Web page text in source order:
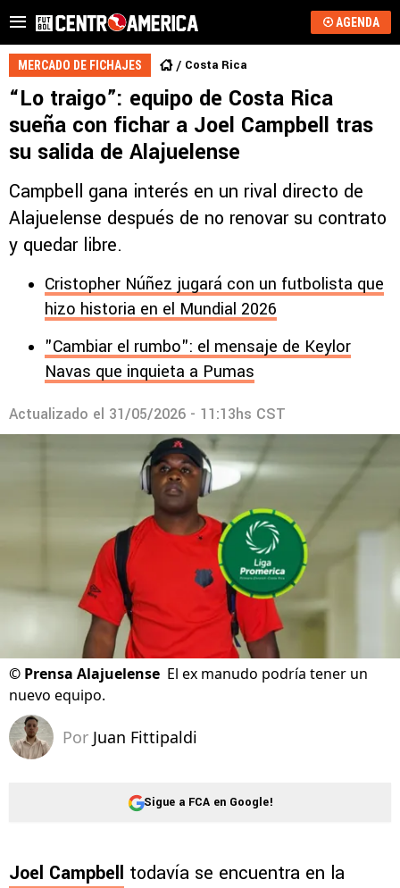
AGENDA
MERCADO DE FICHAJES Costa Rica
“Lo traigo”: equipo de Costa Rica
sueña con fichar a Joel Campbell tras
su salida de Alajuelense
Campbell gana interés en un rival directo de
Alajuelense después de no renovar su contrato
y quedar libre.
Cristopher Núñez jugará con un futbolista que
hizo historia en el Mundial 2026
"Cambiar el rumbo": el mensaje de Keylor
Navas que inquieta a Pumas
Actualizado el 31/05/2026 - 11:13hs CST
© Prensa Alajuelense El ex manudo podría tener un
nuevo equipo.
Por Juan Fittipaldi
Sigue a FCA en Google!
Joel Campbell todavía se encuentra en la